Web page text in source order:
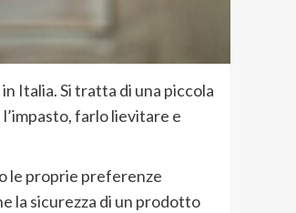
Italia. Si tratta di una piccola
farlo lievitare e
le proprie preferenze
la sicurezza di un prodotto